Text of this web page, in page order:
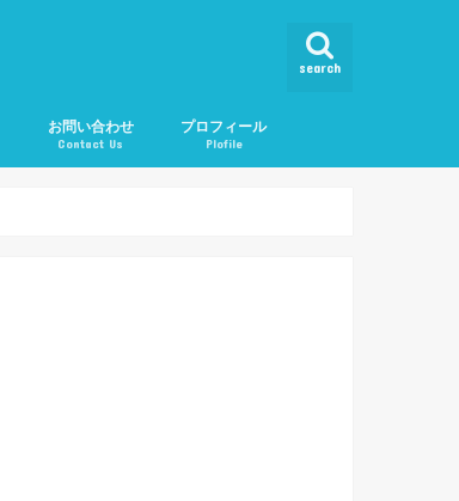
search
お問い合わせ
Contact Us
プロフィール
Plofile